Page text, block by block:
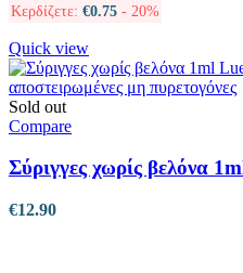
Κερδίζετε: €0.75 - 20%
Quick view
Sold out
Compare
Σύριγγες χωρίς βελόνα
€12.90